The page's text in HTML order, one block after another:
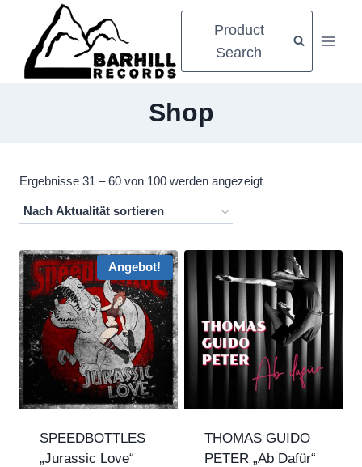
springen
Product
Search
Shop
Ergebnisse 31 – 60 von 100 werden angezeigtNach
Angebot!
SPEEDBOTTLES
„Jurassic Love“
THOMAS GUIDO
PETER „Ab Dafür“